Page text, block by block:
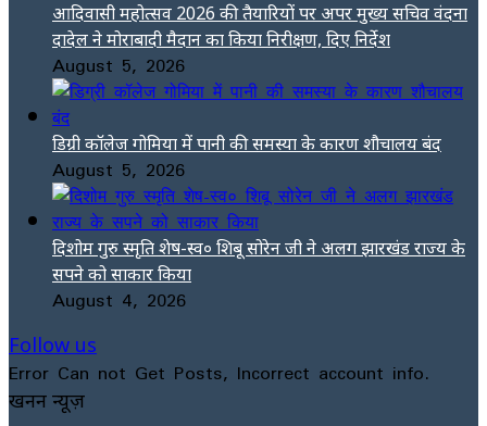
आदिवासी महोत्सव 2026 की तैयारियों पर अपर मुख्य सचिव वंदना
दादेल ने मोराबादी मैदान का किया निरीक्षण, दिए निर्देश
August 5, 2026
डिग्री कॉलेज गोमिया में पानी की समस्या के कारण शौचालय बंद
August 5, 2026
दिशोम गुरु स्मृति शेष-स्व० शिबू सोरेन जी ने अलग झारखंड राज्य के
सपने को साकार किया
August 4, 2026
Follow us
Error Can not Get Posts, Incorrect account info.
खनन न्यूज़